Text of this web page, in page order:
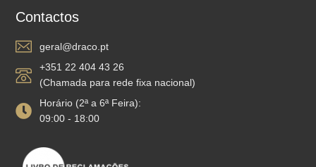
Contactos
geral@draco.pt
+351 22 404 43 26
(Chamada para rede fixa nacional)
Horário (2ª a 6ª Feira):
09:00 - 18:00